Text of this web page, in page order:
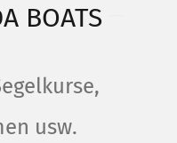
BOATS
usw.